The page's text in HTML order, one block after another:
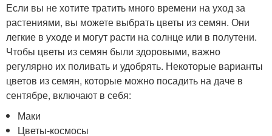
Если вы не хотите тратить много времени на уход за
растениями, вы можете выбрать цветы из семян. Они
легкие в уходе и могут расти на солнце или в полутени.
Чтобы цветы из семян были здоровыми, важно
регулярно их поливать и удобрять. Некоторые варианты
цветов из семян, которые можно посадить на даче в
сентябре, включают в себя:
Маки
Цветы-космосы